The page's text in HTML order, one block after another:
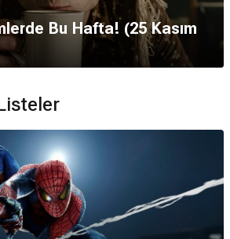
Bu Hafta! (25 Kasım